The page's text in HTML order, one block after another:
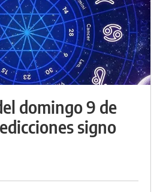
domingo 9 de
signo